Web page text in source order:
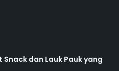
dan Lauk Pauk yang